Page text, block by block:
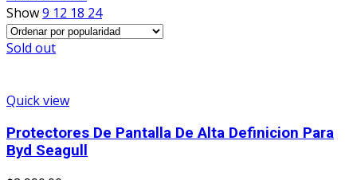
Show9 12 18 24
Sold out
Quick view
Protectores De Pantalla De Alta Definicion Para
Byd Seagull